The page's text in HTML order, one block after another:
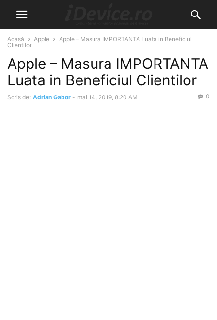
Acasă Apple
Apple – Masura IMPORTANTA Luata in Beneficiul
Clientilor
Apple – Masura IMPORTANTA
Luata in Beneficiul Clientilor
Scris de: Adrian Gabor - mai 14, 2019, 8:20 AM 0